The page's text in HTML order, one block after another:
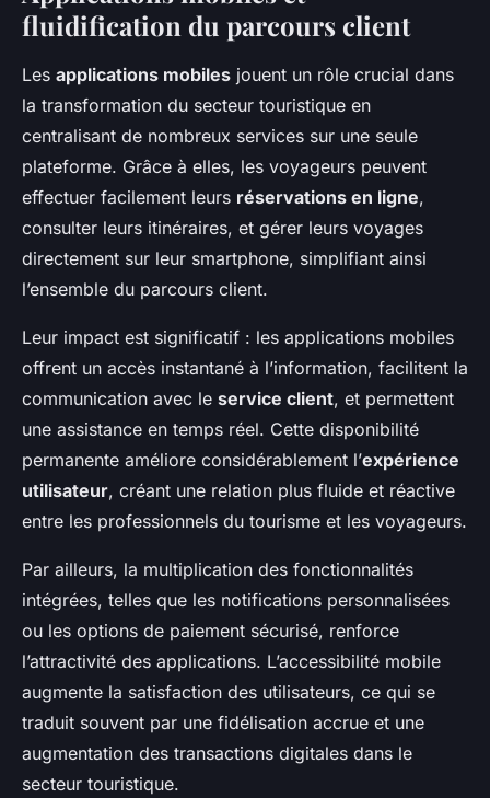
fluidification du parcours client
Les applications mobiles jouent un rôle crucial dans
la transformation du secteur touristique en
centralisant de nombreux services sur une seule
plateforme. Grâce à elles, les voyageurs peuvent
effectuer facilement leurs réservations en ligne,
consulter leurs itinéraires, et gérer leurs voyages
directement sur leur smartphone, simplifiant ainsi
l’ensemble du parcours client.
Leur impact est significatif : les applications mobiles
offrent un accès instantané à l’information, facilitent la
communication avec le service client, et permettent
une assistance en temps réel. Cette disponibilité
permanente améliore considérablement l’expérience
utilisateur, créant une relation plus fluide et réactive
entre les professionnels du tourisme et les voyageurs.
Par ailleurs, la multiplication des fonctionnalités
intégrées, telles que les notifications personnalisées
ou les options de paiement sécurisé, renforce
l’attractivité des applications. L’accessibilité mobile
augmente la satisfaction des utilisateurs, ce qui se
traduit souvent par une fidélisation accrue et une
augmentation des transactions digitales dans le
secteur touristique.